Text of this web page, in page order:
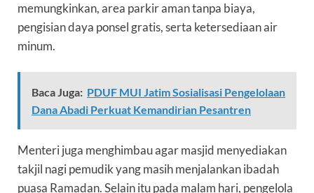
memungkinkan, area parkir aman tanpa biaya,
pengisian daya ponsel gratis, serta ketersediaan air
minum.
Baca Juga: PDUF MUI Jatim Sosialisasi Pengelolaan
Dana Abadi Perkuat Kemandirian Pesantren
Menteri juga menghimbau agar masjid menyediakan
takjil nagi pemudik yang masih menjalankan ibadah
puasa Ramadan. Selain itu pada malam hari, pengelola